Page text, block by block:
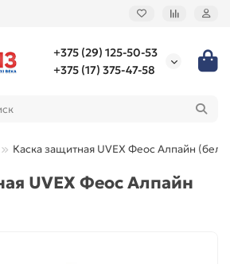
+375 (29) 125-50-53
+375 (17) 375-47-58
Каска защитная UVEX Феос Алпайн
UVEX Феос Алпайн